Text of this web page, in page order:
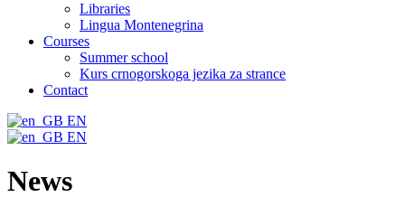
Libraries
Lingua Montenegrina
Courses
Summer school
Kurs crnogorskoga jezika za strance
Contact
EN
EN
News